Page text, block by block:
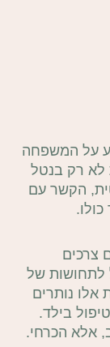
על המשפחה
לא רק בנטל
הקשר עם
צרכים
לתחושות של
אלו נותרים
בילד.
אלא הכרחי.